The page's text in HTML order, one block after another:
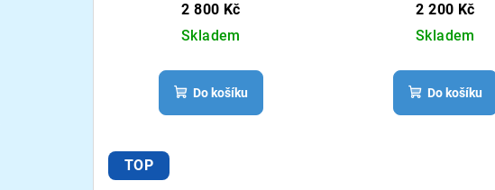
2 800 Kč
Skladem
Do košíku
2 200 Kč
Skladem
Do košíku
TOP